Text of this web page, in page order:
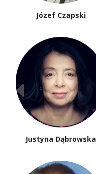
Józef Czapski
Justyna Dąbrowska